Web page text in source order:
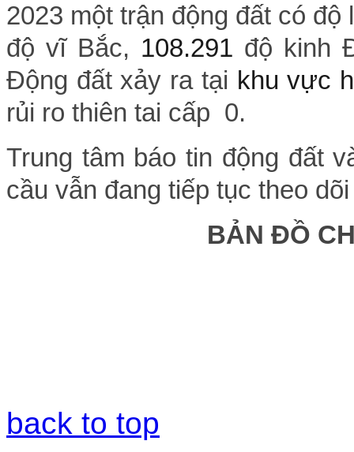
2023 một trận động đất có
độ vĩ Bắc, 108.291 độ kinh
Động đất xảy ra tại khu vực
rủi ro thiên tai cấp 0.
Trung tâm báo tin động đất
cầu vẫn đang tiếp tục theo
BẢN ĐỒ
back to top